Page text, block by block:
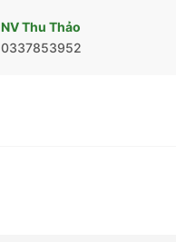
NV Thu Thảo
0337853952